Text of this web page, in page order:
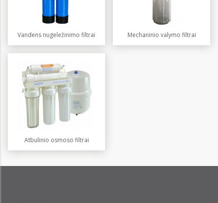
Vandens nugeležinimo filtrai Mechaninio valymo filtrai
Atbulinio osmoso filtrai